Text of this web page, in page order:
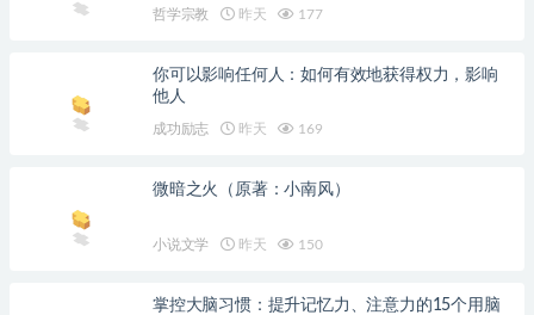
哲学宗教 昨天 177
你可以影响任何人：如何有效地获得权力，影响
他人
成功励志 昨天 169
微暗之火（原著：小南风）
小说文学 昨天 150
掌控大脑习惯：提升记忆力、注意力的15个用脑